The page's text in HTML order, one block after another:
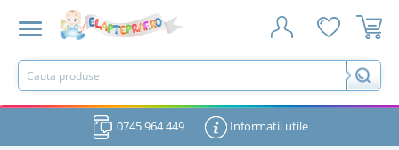
0745 964 449 Informatii utile